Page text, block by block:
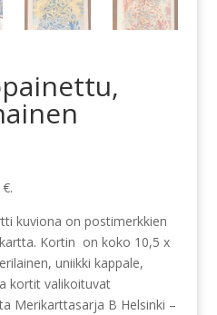
€.
kuviona on postimerkkien
Kortin on koko 10,5 x
uniikki kappale,
kortit valikoituvat
Merikarttasarja B Helsinki –